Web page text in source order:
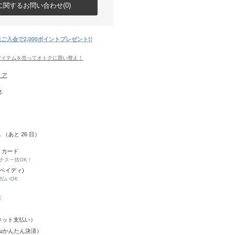
関するお問い合わせ(0)
ご入会で2,000ポイントプレゼント!!
テムを売ってオトクに買い替え！
ア
（あと 26 日）
カード
ス一括OK！
イディ)
いOK
ット支払い）
かんたん決済）